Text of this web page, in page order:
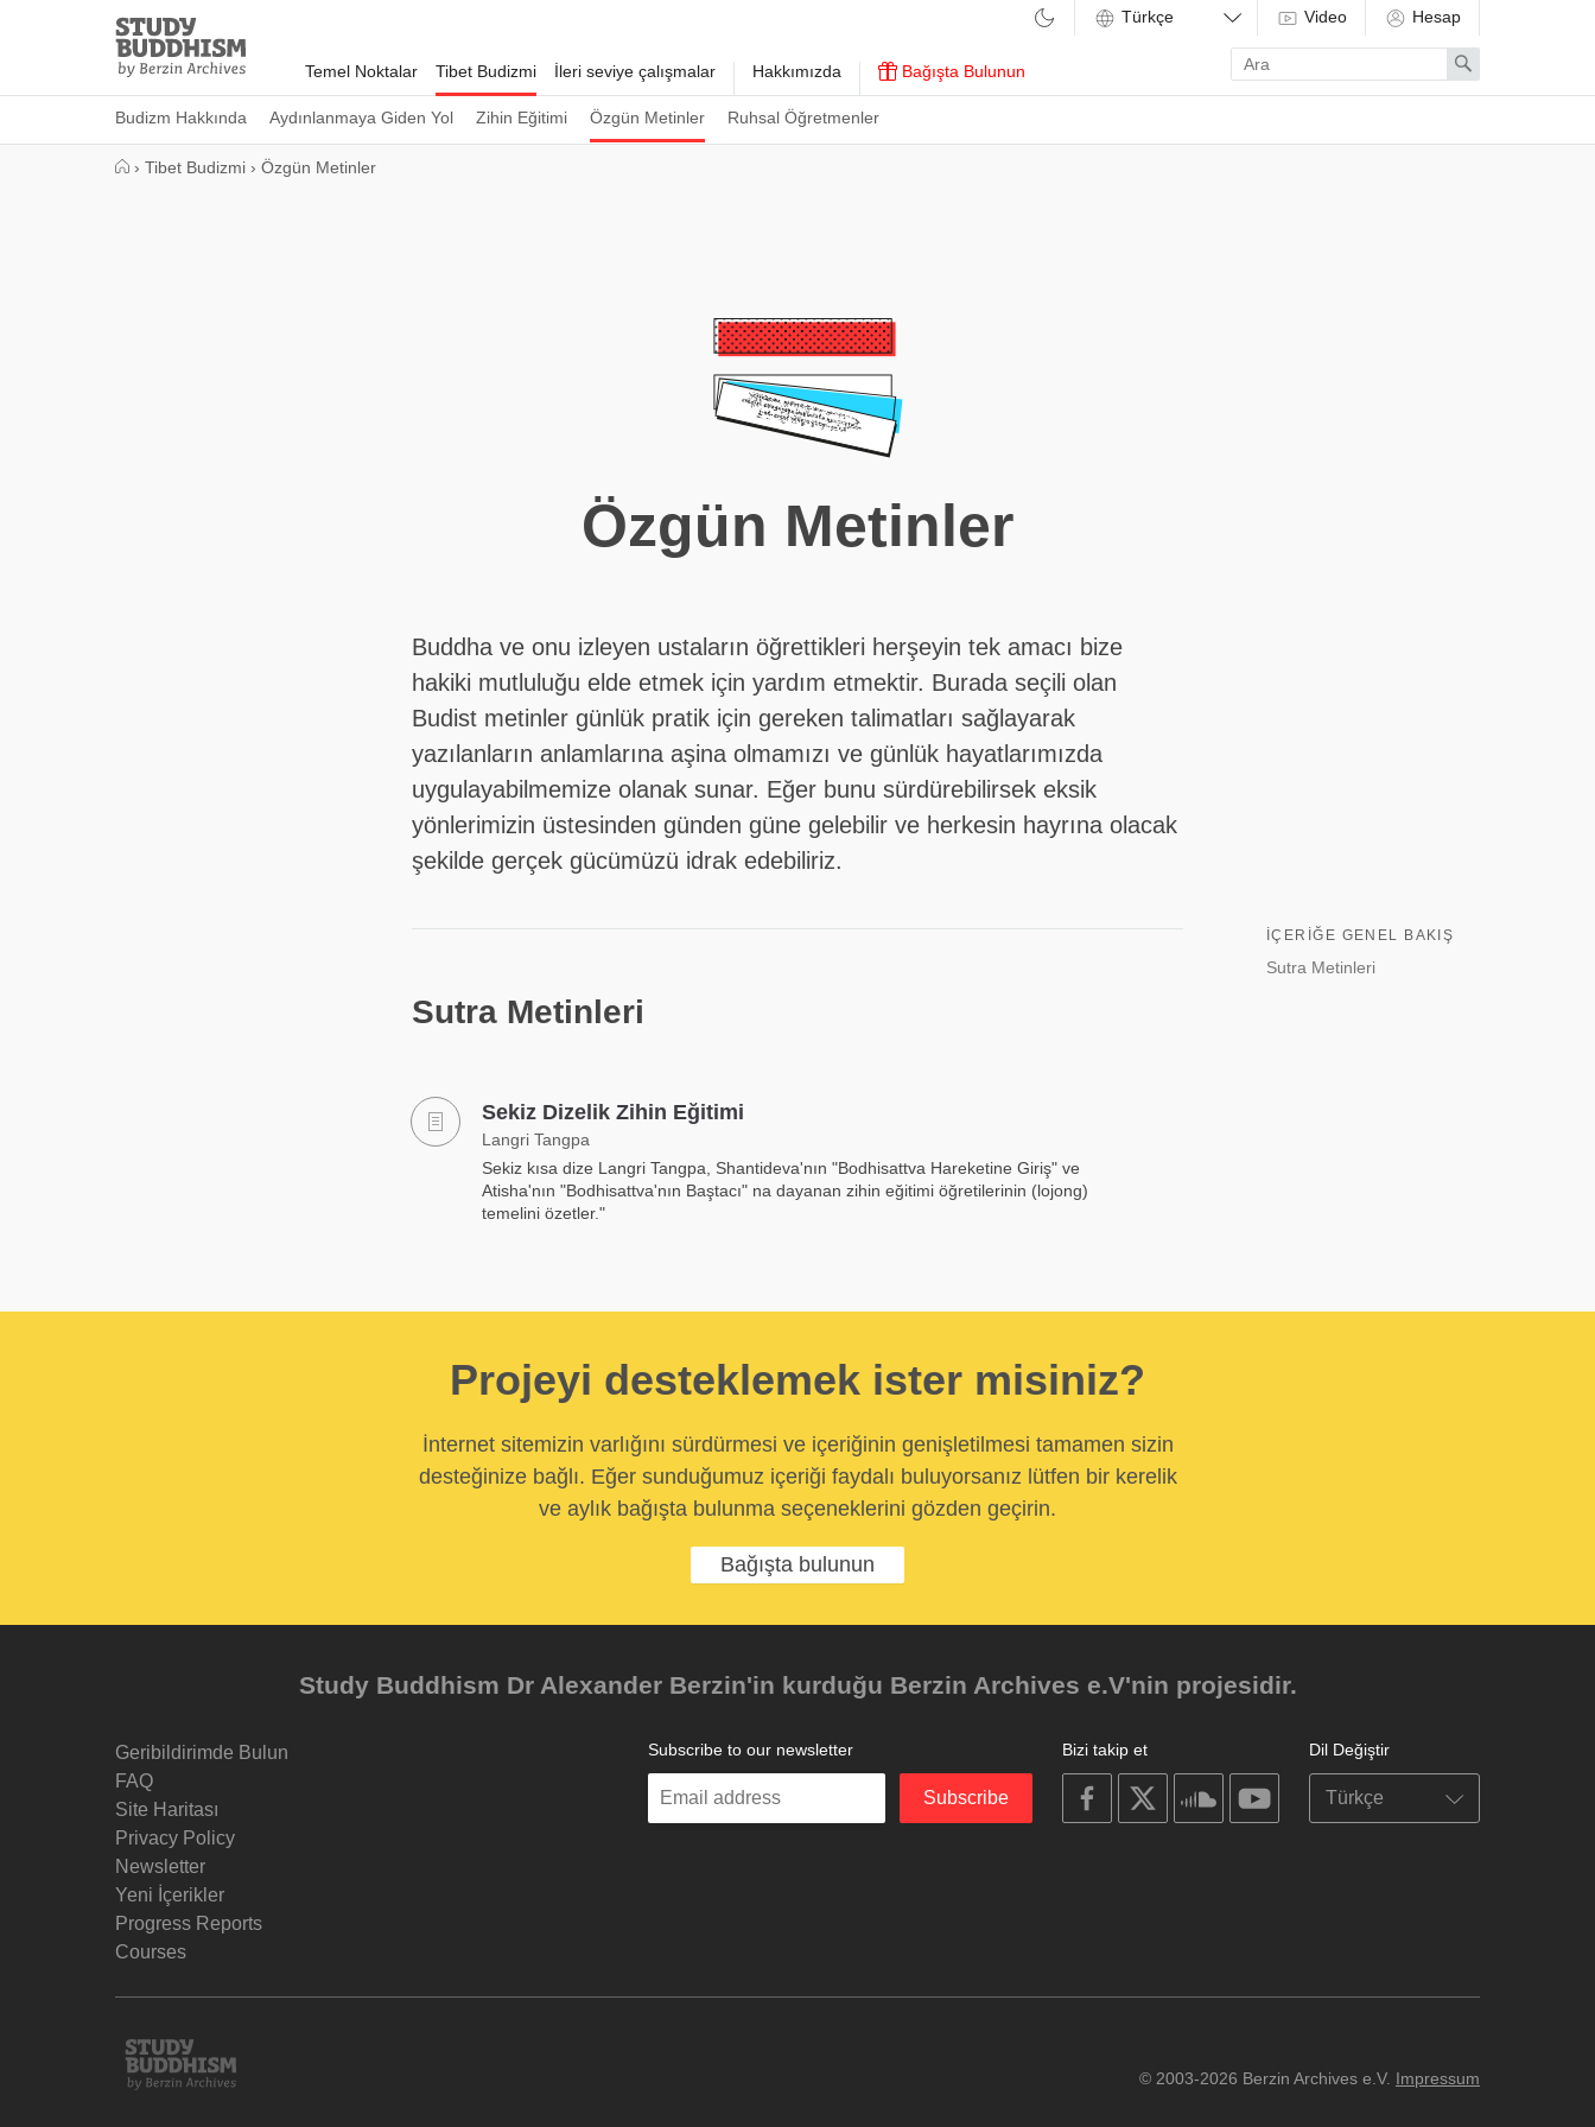
Study
Buddhism
Home
Temel Noktalar Tibet Budizmi
Budizm Hakkında Aydınlanmaya Giden Yol Zihin Eğitimi Özgün Metinler Ruhsal Öğretmenler
İleri seviye çalışmalar Hakkımızda Bağışta Bulunun
Video Hesap
Enter
search
term
Search
› Tibet Budizmi › Özgün Metinler
Özgün Metinler
Buddha ve onu izleyen ustaların öğrettikleri herşeyin tek amacı bize
hakiki mutluluğu elde etmek için yardım etmektir. Burada seçili olan
Budist metinler günlük pratik için gereken talimatları sağlayarak
yazılanların anlamlarına aşina olmamızı ve günlük hayatlarımızda
uygulayabilmemize olanak sunar. Eğer bunu sürdürebilirsek eksik
yönlerimizin üstesinden günden güne gelebilir ve herkesin hayrına olacak
şekilde gerçek gücümüzü idrak edebiliriz.
İÇERIĞE GENEL BAKIŞ
Sutra Metinleri
Sutra Metinleri
Sekiz Dizelik Zihin Eğitimi
Langri Tangpa
Sekiz kısa dize Langri Tangpa, Shantideva'nın "Bodhisattva Hareketine Giriş" ve
Atisha'nın "Bodhisattva'nın Baştacı" na dayanan zihin eğitimi öğretilerinin (lojong)
temelini özetler."
Projeyi desteklemek ister misiniz?
İnternet sitemizin varlığını sürdürmesi ve içeriğinin genişletilmesi tamamen sizin
desteğinize bağlı. Eğer sunduğumuz içeriği faydalı buluyorsanız lütfen bir kerelik
ve aylık bağışta bulunma seçeneklerini gözden geçirin.
Bağışta bulunun
Study Buddhism Dr Alexander Berzin'in kurduğu Berzin Archives e.V'nin projesidir.
Geribildirimde Bulun
FAQ
Site Haritası
Privacy Policy
Newsletter
Yeni İçerikler
Progress Reports
Courses
Dil Değiştir
Bizi takip et
on
facebook
on
on
soundcloudyoutube
Subscribe to our newsletter
Enter
Subscribe
Study
Buddhism
© 2003-2026 Berzin Archives e.V. Impressum